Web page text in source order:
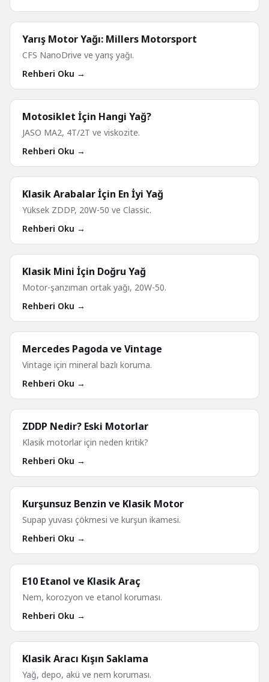
Yarış Motor Yağı: Millers Motorsport
CFS NanoDrive ve yarış yağı.
Rehberi Oku →
Motosiklet İçin Hangi Yağ?
JASO MA2, 4T/2T ve viskozite.
Rehberi Oku →
Klasik Arabalar İçin En İyi Yağ
Yüksek ZDDP, 20W-50 ve Classic.
Rehberi Oku →
Klasik Mini İçin Doğru Yağ
Motor-şanzıman ortak yağı, 20W-50.
Rehberi Oku →
Mercedes Pagoda ve Vintage
Vintage için mineral bazlı koruma.
Rehberi Oku →
ZDDP Nedir? Eski Motorlar
Klasik motorlar için neden kritik?
Rehberi Oku →
Kurşunsuz Benzin ve Klasik Motor
Supap yuvası çökmesi ve kurşun ikamesi.
Rehberi Oku →
E10 Etanol ve Klasik Araç
Nem, korozyon ve etanol koruması.
Rehberi Oku →
Klasik Aracı Kışın Saklama
Yağ, depo, akü ve nem koruması.